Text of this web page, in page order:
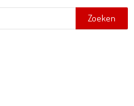
Zoeken